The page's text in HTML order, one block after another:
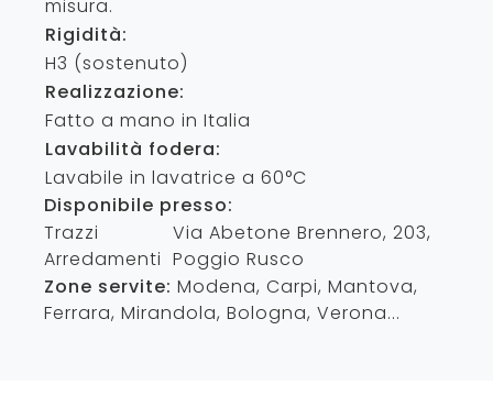
misura.
Rigidità:
H3 (sostenuto)
Realizzazione:
Fatto a mano in Italia
Lavabilità fodera:
Lavabile in lavatrice a 60°C
Disponibile presso:
Trazzi
Arredamenti
Via Abetone Brennero, 203,
Poggio Rusco
Zone servite: Modena, Carpi, Mantova,
Ferrara, Mirandola, Bologna, Verona...